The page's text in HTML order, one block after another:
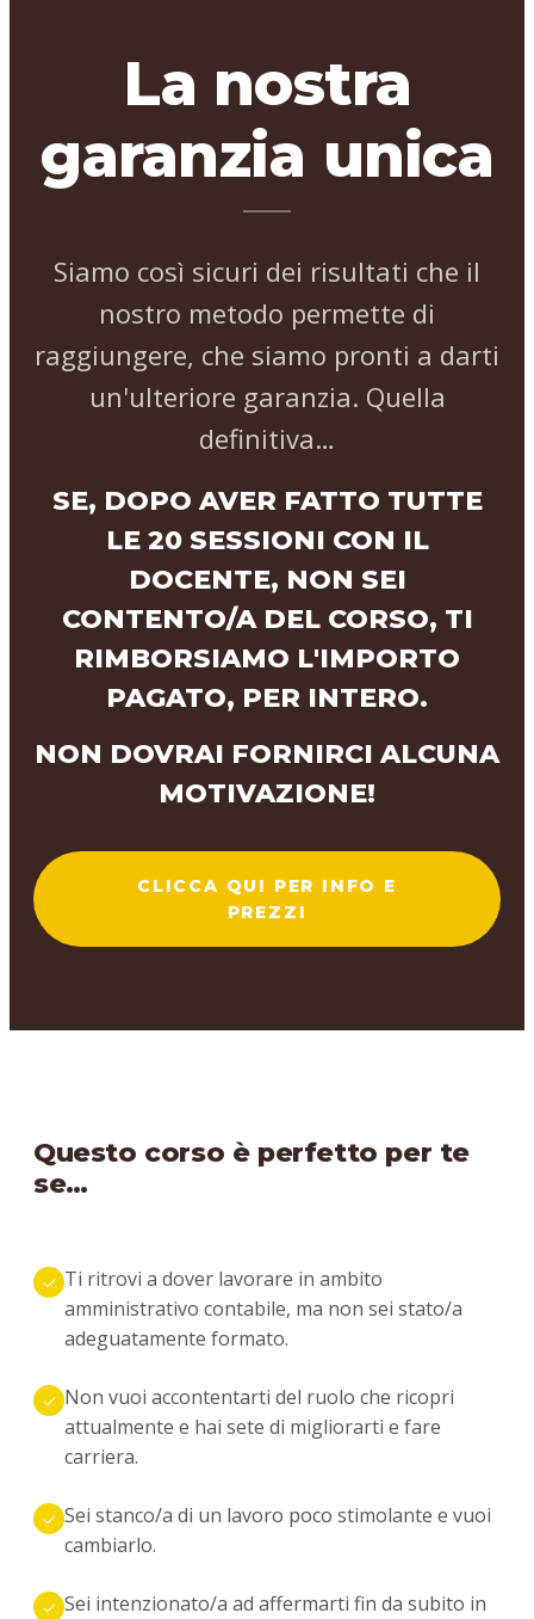
La nostra
garanzia unica
Siamo così sicuri dei risultati che il
nostro metodo permette di
raggiungere, che siamo pronti a darti
un'ulteriore garanzia. Quella
definitiva…
SE, DOPO AVER FATTO TUTTE
LE 20 SESSIONI CON IL
DOCENTE, NON SEI
CONTENTO/A DEL CORSO, TI
RIMBORSIAMO L'IMPORTO
PAGATO, PER INTERO.
NON DOVRAI FORNIRCI ALCUNA
MOTIVAZIONE!
CLICCA QUI PER INFO E
PREZZI
Questo corso è perfetto per te
se…
Ti ritrovi a dover lavorare in ambito
amministrativo contabile, ma non sei stato/a
adeguatamente formato.
Non vuoi accontentarti del ruolo che ricopri
attualmente e hai sete di migliorarti e fare
carriera.
Sei stanco/a di un lavoro poco stimolante e vuoi
cambiarlo.
Sei intenzionato/a ad affermarti fin da subito in